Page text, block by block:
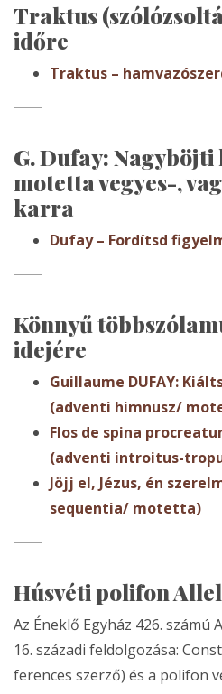
Traktus
időre
Traktus –
G. Dufay: Nagyböjti
motetta vegyes-,
karra
Dufay – Fordítsd
Könnyű
idejére
Guillaume DUFAY:
(adventi himnusz/
Flos de spina
(adventi introitus-
Jöjj el, Jézus, én
sequentia/ motetta)
Húsvéti polifon
Az Éneklő Egyház 426.
16. századi feldolgozása:
ferences szerző) és a polifon